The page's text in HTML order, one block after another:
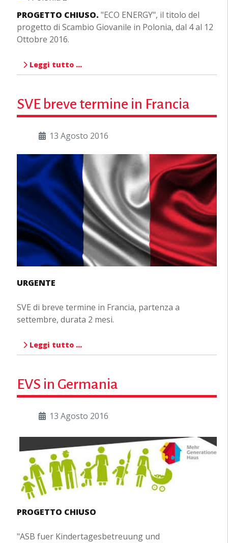
PROGETTO CHIUSO. "ECO ENERGY", il titolo del
progetto di Scambio Giovanile in Polonia, dal 4 al 12
Ottobre 2016.
Leggi tutto …
SVE breve termine in Francia
13 Agosto 2016
URGENTE
SVE di breve termine in Francia, partenza a
settembre, durata 2 mesi.
Leggi tutto …
EVS in Germania
13 Agosto 2016
PROGETTO CHIUSO
"ASB fuer Kindertagesbetreuung und